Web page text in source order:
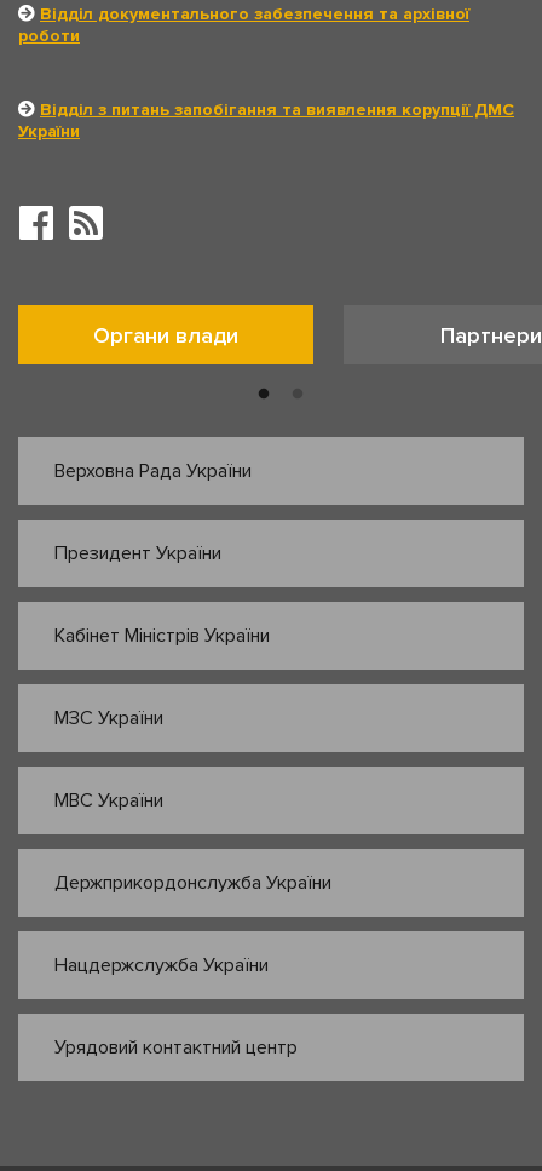
Відділ документального забезпечення та архівної
роботи
Відділ з питань запобігання та виявлення корупції ДМС
України
Органи влади Партнери
Верховна Рада України
Президент України
Кабінет Міністрів України
МЗС України
МВС України
Держприкордонслужба України
Нацдержслужба України
Урядовий контактний центр